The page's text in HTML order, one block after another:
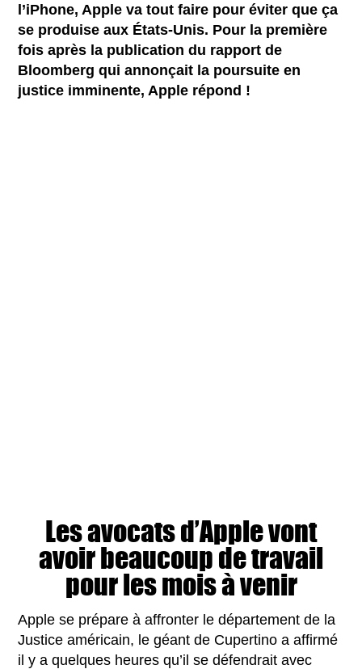
l’iPhone, Apple va tout faire pour éviter que ça
se produise aux États-Unis. Pour la première
fois après la publication du rapport de
Bloomberg qui annonçait la poursuite en
justice imminente, Apple répond !
Les avocats d’Apple vont
avoir beaucoup de travail
pour les mois à venir
Apple se prépare à affronter le département de la
Justice américain, le géant de Cupertino a affirmé
il y a quelques heures qu’il se défendrait avec